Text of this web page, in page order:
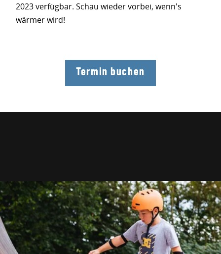
2023 verfügbar. Schau wieder vorbei, wenn's
wärmer wird!
Termin buchen